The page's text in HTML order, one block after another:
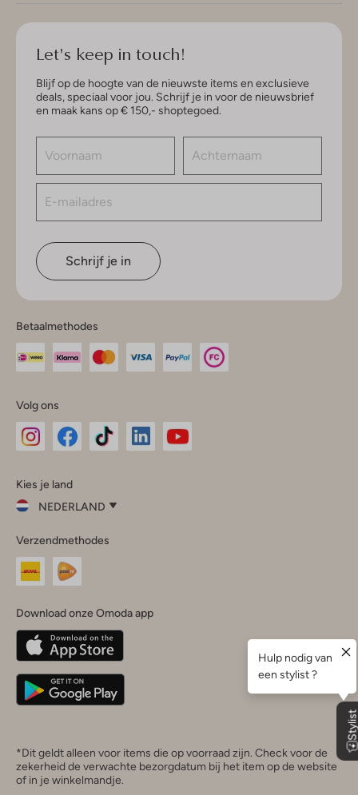
Let's keep in touch!
Blijf op de hoogte van de nieuwste items en exclusieve
deals, speciaal voor jou. Schrijf je in voor de nieuwsbrief
en maak kans op € 150,- shoptegoed.
Schrijf je in
Betaalmethodes
Volg ons
InstagramFacebook
Kies je land
NEDERLAND
je
land
Nederland
Belgique(Français)
Deutschland
Verzendmethodes
Download onze Omoda app
*Dit geldt alleen voor items die op voorraad zijn. Check voor de
zekerheid de verwachte bezorgdatum bij het item op de website
of in je winkelmandje.